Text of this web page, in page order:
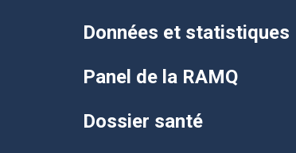
Données et statistiques
Panel de la RAMQ
Dossier santé